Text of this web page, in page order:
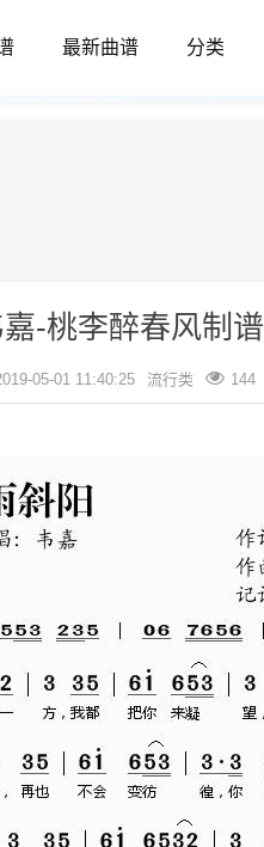
最新曲谱 分类
嘉-桃李醉春风制谱
05-01 11:40:25 流行类 144